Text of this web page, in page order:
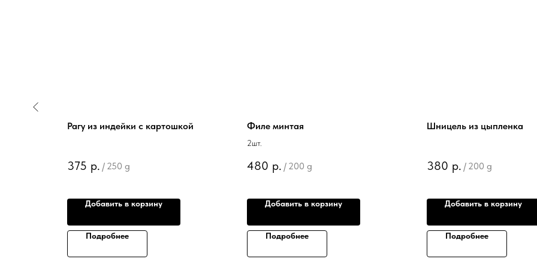
Рагу из индейки с картошкой
375 р. / 250 g
Добавить в корзину
Подробнее
Филе минтая
2шт.
480 р. / 200 g
Добавить в корзину
Подробнее
Шницель из цыпленка
380 р. / 200 g
Добавить в корзину
Подробнее